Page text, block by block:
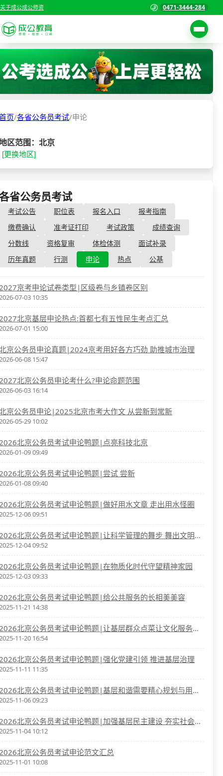
关于成公成公师资 0471-3444-284
考试公告
报考指南
缴费确认
准考证打印
成绩查询
分数线
资格复审
面试补录
历年真题
首页
国家公务员考试
各省公务员考试
教师资格/教师编制
国企/银行考试
页/各省公务员考试/申论
区范围：北京
[更换地区]
省公务员考试- 申论
考试公告 职位表 报名入口
报考指南
缴费确认
准考证打印 考试政策
成绩查询
分数线
资格复审 体检体测
面试补录
历年真题
行测 申论 热点 公基
京考申论试卷类型|区级卷与乡镇卷区别
07-03 10:35
北京基层申论热点:首都七有五性民生考点汇总
07-01 15:00
京公务员申论真题|2024京考用好各方巧劲 助推城市治理
06-08 15:47
北京公务员申论考什么?申论命题范围
06-03 16:14
京公务员申论|2025北京市考大作文 从尝新到常新
05-29 10:02
北京公务员考试申论鸭题|点亮科技北京
01-09 09:49
北京公务员考试申论鸭题|尝试 尝新
01-08 09:40
北京公务员考试申论鸭题|做好用水文章 走出用水怪圈
12-06 09:51
2026北京公务员考试申论鸭题|让科学管理的舞步 舞出文明出行的曼妙
12-04 09:52
北京公务员考试申论鸭题|在物质化时代守望精神家园
12-03 09:33
北京公务员考试申论鸭题|给公共服务的长相美美容
11-21 14:38
2026北京公务员考试申论鸭题|让基层群众点菜让文化服务出彩
11-20 16:54
北京公务员考试申论鸭题|强化党建引领 推进基层治理
11-11 11:35
2026北京公务员考试申论鸭题|基层和谐需要精心规划与用心治理
11-06 09:23
2026北京公务员考试申论鸭题|加强基层民主建设 夯实社会主义民主基础
11-04 10:12
北京公务员考试申论范文汇总
11-01 10:08